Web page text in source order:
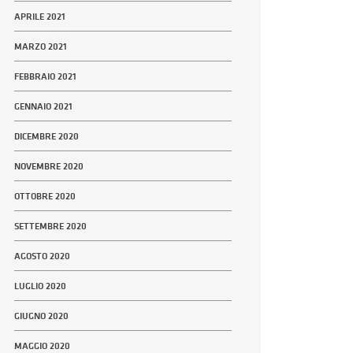
APRILE 2021
MARZO 2021
FEBBRAIO 2021
GENNAIO 2021
DICEMBRE 2020
NOVEMBRE 2020
OTTOBRE 2020
SETTEMBRE 2020
AGOSTO 2020
LUGLIO 2020
GIUGNO 2020
MAGGIO 2020